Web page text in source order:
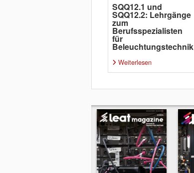
SQQ12.1 und
SQQ12.2: Lehrgänge
zum
Berufsspezialisten
für
Beleuchtungstechnik
Weiterlesen